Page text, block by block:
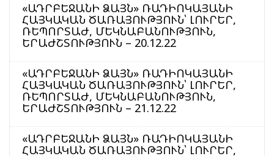
«ԱԴՐԲԵՋԱՆԻ ՁԱՅՆ» ՌԱԴԻՈԿԱՅԱՆԻ
ՀԱՅԿԱԿԱՆ ԾԱՌԱՅՈՒԹՅՈՒՆ՝ ԼՈՒՐԵՐ,
ՌԵՊՈՐՏԱԺ, ՄԵԿՆԱԲԱՆՈՒԹՅՈՒՆ,
ԵՐԱԺՇՏՈՒԹՅՈՒՆ – 20.12.22
«ԱԴՐԲԵՋԱՆԻ ՁԱՅՆ» ՌԱԴԻՈԿԱՅԱՆԻ
ՀԱՅԿԱԿԱՆ ԾԱՌԱՅՈՒԹՅՈՒՆ՝ ԼՈՒՐԵՐ,
ՌԵՊՈՐՏԱԺ, ՄԵԿՆԱԲԱՆՈՒԹՅՈՒՆ,
ԵՐԱԺՇՏՈՒԹՅՈՒՆ – 21.12.22
«ԱԴՐԲԵՋԱՆԻ ՁԱՅՆ» ՌԱԴԻՈԿԱՅԱՆԻ
ՀԱՅԿԱԿԱՆ ԾԱՌԱՅՈՒԹՅՈՒՆ՝ ԼՈՒՐԵՐ,